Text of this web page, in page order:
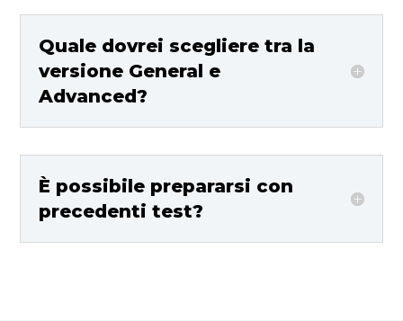
Quale dovrei scegliere tra la
versione General e
Advanced?
È possibile prepararsi con
precedenti test?